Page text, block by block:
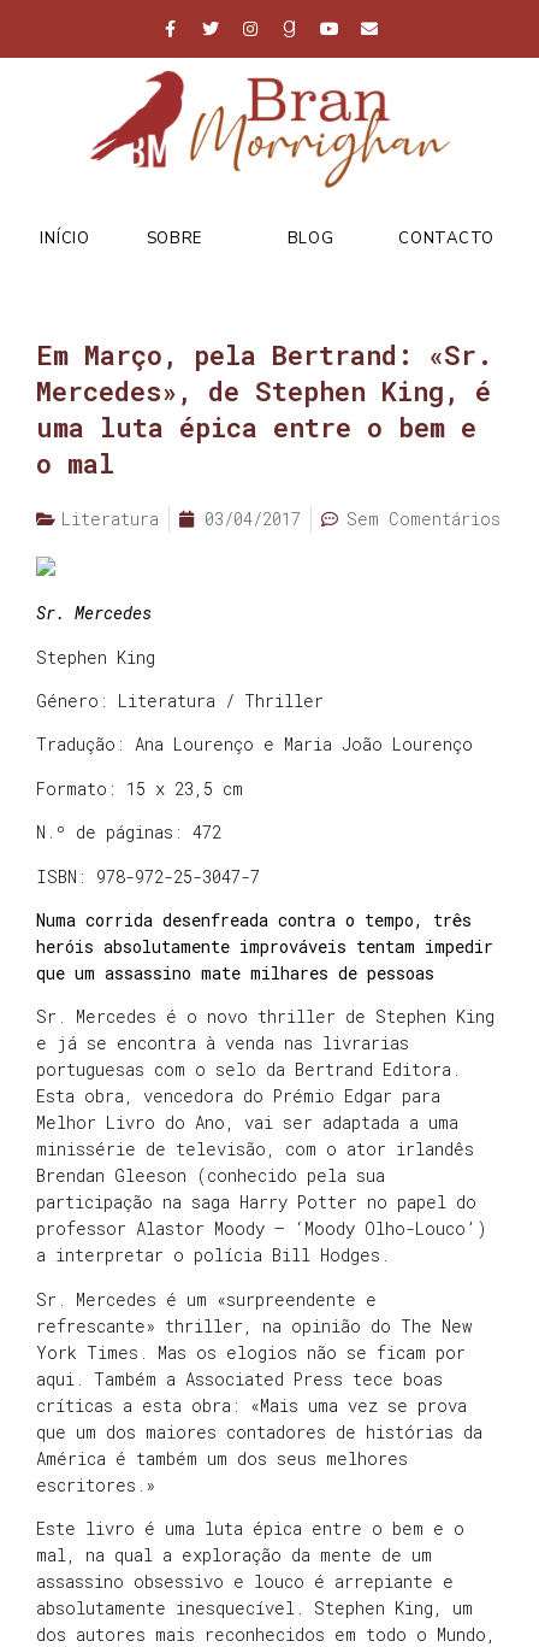
INÍCIO SOBRE BLOG CONTACTO
Em Março, pela Bertrand: «Sr.
Mercedes», de Stephen King, é
uma luta épica entre o bem e
o mal
Literatura 03/04/2017 Sem Comentários
Sr. Mercedes
Stephen King
Género: Literatura / Thriller
Tradução: Ana Lourenço e Maria João Lourenço
Formato: 15 x 23,5 cm
N.º de páginas: 472
ISBN: 978-972-25-3047-7
Numa corrida desenfreada contra o tempo, três
heróis absolutamente improváveis tentam impedir
que um assassino mate milhares de pessoas
Sr. Mercedes é o novo thriller de Stephen King
e já se encontra à venda nas livrarias
portuguesas com o selo da Bertrand Editora.
Esta obra, vencedora do Prémio Edgar para
Melhor Livro do Ano, vai ser adaptada a uma
minissérie de televisão, com o ator irlandês
Brendan Gleeson (conhecido pela sua
participação na saga Harry Potter no papel do
professor Alastor Moody – ‘Moody Olho-Louco’)
a interpretar o polícia Bill Hodges.
Sr. Mercedes é um «surpreendente e
refrescante» thriller, na opinião do The New
York Times. Mas os elogios não se ficam por
aqui. Também a Associated Press tece boas
críticas a esta obra: «Mais uma vez se prova
que um dos maiores contadores de histórias da
América é também um dos seus melhores
escritores.»
Este livro é uma luta épica entre o bem e o
mal, na qual a exploração da mente de um
assassino obsessivo e louco é arrepiante e
absolutamente inesquecível. Stephen King, um
dos autores mais reconhecidos em todo o Mundo,